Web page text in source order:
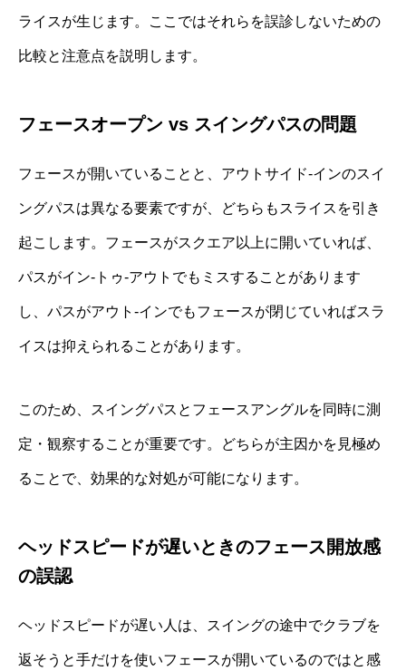
ライスが生じます。ここではそれらを誤診しないための
比較と注意点を説明します。
フェースオープン vs スイングパスの問題
フェースが開いていることと、アウトサイド‐インのスイ
ングパスは異なる要素ですが、どちらもスライスを引き
起こします。フェースがスクエア以上に開いていれば、
パスがイン‐トゥ‐アウトでもミスすることがあります
し、パスがアウト‐インでもフェースが閉じていればスラ
イスは抑えられることがあります。
このため、スイングパスとフェースアングルを同時に測
定・観察することが重要です。どちらが主因かを見極め
ることで、効果的な対処が可能になります。
ヘッドスピードが遅いときのフェース開放感
の誤認
ヘッドスピードが遅い人は、スイングの途中でクラブを
返そうと手だけを使いフェースが開いているのではと感